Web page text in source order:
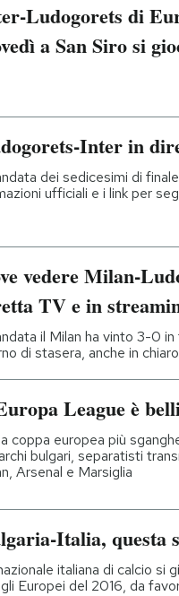
Ludogorets di
a San Siro si
Inter in
dei sedicesimi di
ufficiali e i link per
vedere Milan-
TV e in
il Milan ha vinto 3-0
di stasera, anche in
League è
coppa europea più
bulgari, separatisti
Arsenal e Marsiglia
Italia, questa
italiana di calcio si
Europei del 2016, da